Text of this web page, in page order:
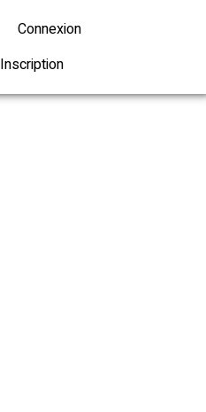
Connexion
Inscription